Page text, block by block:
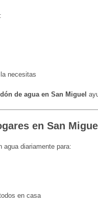
necesitas
de agua en San Miguel
en San Miguel
agua diariamente para:
en casa